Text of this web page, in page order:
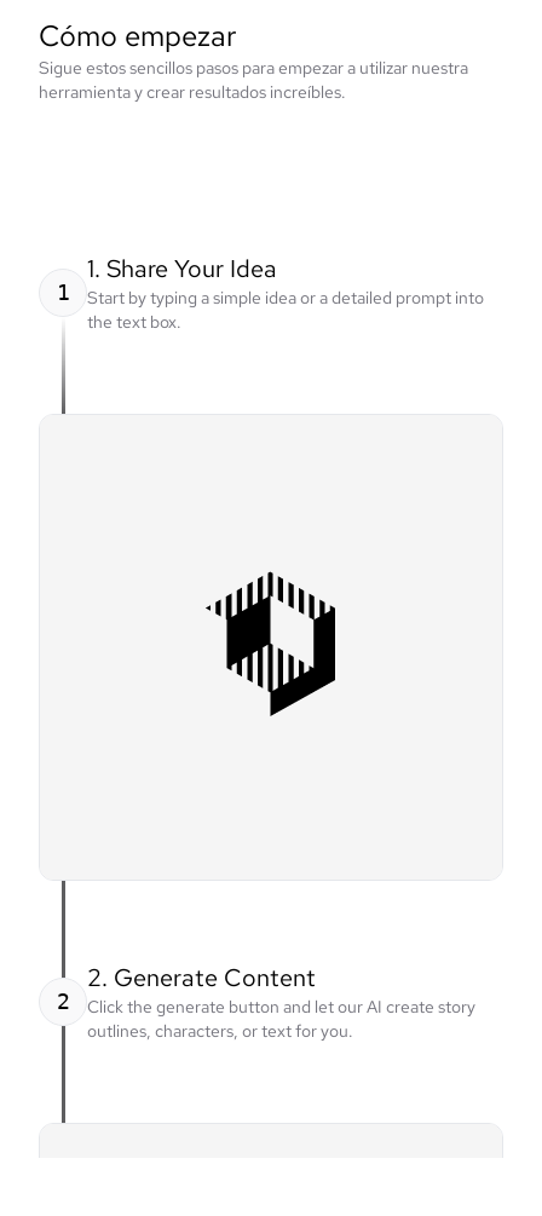
Cómo empezar
Sigue estos sencillos pasos para empezar a utilizar nuestra
herramienta y crear resultados increíbles.
1
1. Share Your Idea
Start by typing a simple idea or a detailed prompt into
the text box.
2
2. Generate Content
Click the generate button and let our AI create story
outlines, characters, or text for you.